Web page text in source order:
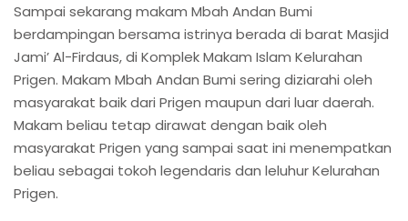
Sampai sekarang makam Mbah Andan Bumi
berdampingan bersama istrinya berada di barat Masjid
Jami’ Al-Firdaus, di Komplek Makam Islam Kelurahan
Prigen. Makam Mbah Andan Bumi sering diziarahi oleh
masyarakat baik dari Prigen maupun dari luar daerah.
Makam beliau tetap dirawat dengan baik oleh
masyarakat Prigen yang sampai saat ini menempatkan
beliau sebagai tokoh legendaris dan leluhur Kelurahan
Prigen.